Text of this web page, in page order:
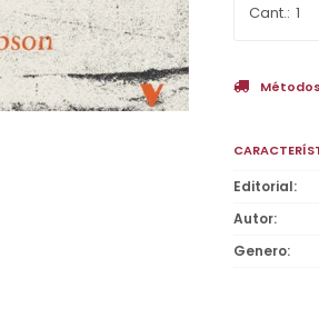
1
Editorial
Autor
Genero